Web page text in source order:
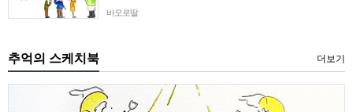
바오로딸
더보기
추억의 스케치북